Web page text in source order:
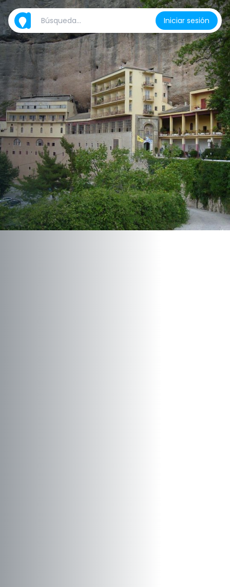
Iniciar sesión